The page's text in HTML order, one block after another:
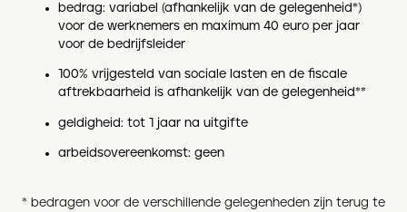
bedrag: variabel (afhankelijk van de gelegenheid*)
voor de werknemers en maximum 40 euro per jaar
voor de bedrijfsleider
100% vrijgesteld van sociale lasten en de fiscale
aftrekbaarheid is afhankelijk van de gelegenheid**
geldigheid: tot 1 jaar na uitgifte
arbeidsovereenkomst: geen
* bedragen voor de verschillende gelegenheden zijn terug te